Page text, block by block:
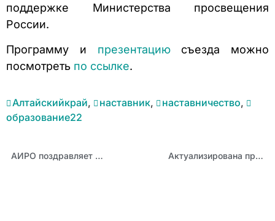
поддержке Министерства просвещения
России.
Программу и презентациюсъезда можно
посмотреть по ссылке.
Алтайскийкрай, наставник, наставничество,
образование22
АИРО поздравляет с Днем семьи, любви и верности Актуализирована программа обучения по оказанию первой помощи